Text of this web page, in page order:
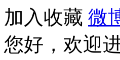
加入收藏 微
您好，欢迎